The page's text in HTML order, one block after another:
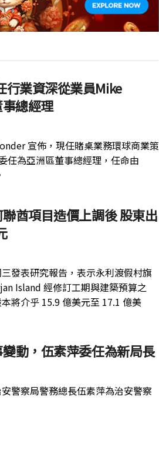
行業資深從業員Mike
總經理
宣佈，現任賭桌業務環球商業策
任為亞洲區董事總經理，任命由
酋項目造價上調後 股東出
發表研究報告，表示永利渡假村旗
Island 經修訂工期與建築預算之
將介乎 15.9 億美元至 17.1 億美
動，伍素萍委任為新局長
警察局警務總長伍素萍為治安警察